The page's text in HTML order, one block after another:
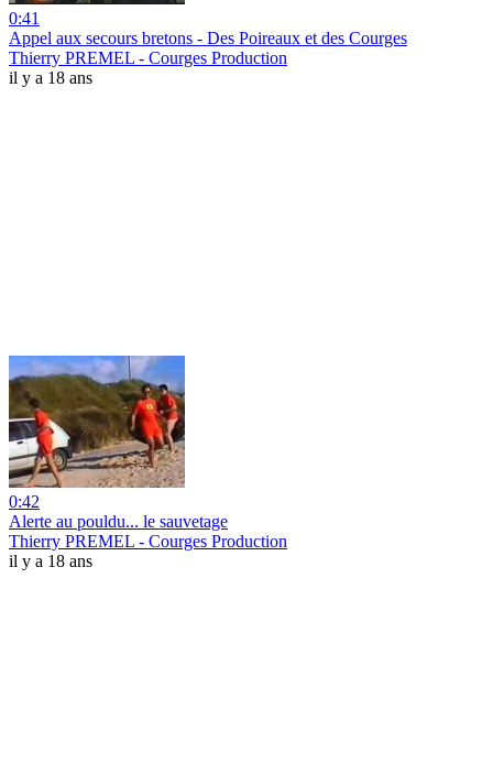
0:41
Appel aux secours bretons - Des Poireaux et des Courges
Thierry PREMEL - Courges Production
il y a 18 ans
0:42
Alerte au pouldu... le sauvetage
Thierry PREMEL - Courges Production
il y a 18 ans